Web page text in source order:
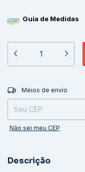
Guia de Medidas
Entregas para o CEP:
Meios de envio
Não sei meu CEP
Descrição